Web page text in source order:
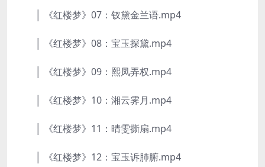
│ 《红楼梦》07：钗黛金兰语.mp4
│ 《红楼梦》08：宝玉探黛.mp4
│ 《红楼梦》09：熙凤弄权.mp4
│ 《红楼梦》10：湘云霁月.mp4
│ 《红楼梦》11：晴雯撕扇.mp4
│ 《红楼梦》12：宝玉诉肺腑.mp4